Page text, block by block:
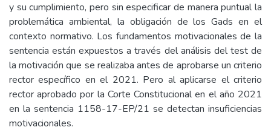
y su cumplimiento, pero sin especificar de manera puntual la
problemática ambiental, la obligación de los Gads en el
contexto normativo. Los fundamentos motivacionales de la
sentencia están expuestos a través del análisis del test de
la motivación que se realizaba antes de aprobarse un criterio
rector específico en el 2021. Pero al aplicarse el criterio
rector aprobado por la Corte Constitucional en el año 2021
en la sentencia 1158-17-EP/21 se detectan insuficiencias
motivacionales.